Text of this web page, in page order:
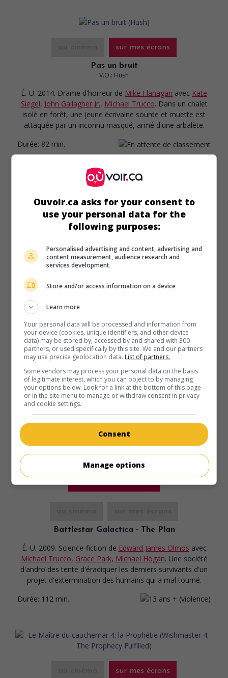
sur mes écrans
Pas un bruit
V.O.: Hush
É.-U. 2014. Drame d'horreur de Mike Flanagan avec Kate
Siegel, John Gallagher Jr., Michael Trucco. Dans un chalet
isolé en forêt, une jeune écrivaine sourde et muette est
attaquée par un inconnu masqué, armé d'une arbalète.
Durée: 82 min.
au cinéma sur mes écrans
V.O.: Meteor Storm
É.-U. 2010. Film catastrophede Tibor Takacs avec
fragments de météores pleuvent sur San Francisco, une
astrophysicienne et son mari militaire s'efforcent de
retrouver leurs deux enfants.
Durée: 90 min.
Battlestar Galactica - The Plan
É.-U. 2009. Science-fiction de Edward James Olmos avec
Michael Trucco, Grace Park, Michael Hogan. Une société
d'androïdes tente d'éradiquer les derniers survivants d'un
projet d'extermination des humains qui a mal tourné.
Durée: 112 min.
sur mes écrans
Ouvoir.ca asks for your consent to
use your personal data for the
following purposes:
Personalised advertising and content, advertising and
content measurement, audience research and
services development
Store and/or access information on a device
Learn more
Your personal data will be processed and information from
your device (cookies, unique identifiers, and other device
data) may be stored by, accessed by and shared with 300
partners, or used specifically by this site. We and our partners
may use precise geolocation data. List of partners.
Some vendors may process your personal data on the basis
of legitimate interest, which you can object to by managing
your options below. Look for a link at the bottom of this page
or in the site menu to manage or withdraw consent in privacy
and cookie settings.
Consent
Manage options